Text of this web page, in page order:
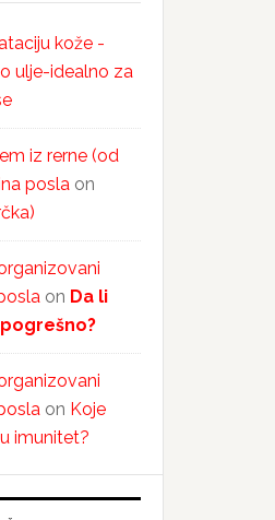
kože -
ulje-idealno za
iz rerne (od
posla on
on Da li
on Koje
imunitet?